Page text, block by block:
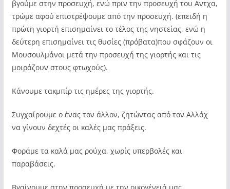
βγούμε στην προσευχή, ενώ πριν την προσευχή του Αντχα,
τρώμε αφού επιστρέψουμε από την προσευχή. (επειδή η
πρώτη γιορτή επισημαίνει το τέλος της νηστείας, ενώ η
δεύτερη επισημαίνει τις θυσίες (πρόβατα)που σφάζουν οι
Μουσουλμάνοι μετά την προσευχή της γιορτής και τις
μοιράζουν στους φτωχούς).
Κάνουμε τακμπίρ τις ημέρες της γιορτής.
Συγχαίρουμε ο ένας τον άλλον, ζητώντας από τον Αλλάχ
να γίνουν δεχτές οι καλές μας πράξεις.
Φοράμε τα καλά μας ρούχα, χωρίς υπερβολές και
παραβάσεις.
Βγαίνουμε στην προσευχή με την οικογένειά μας.